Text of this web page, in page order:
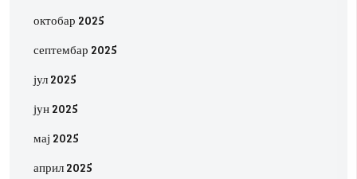
октобар 2025
септембар 2025
јул 2025
јун 2025
мај 2025
април 2025